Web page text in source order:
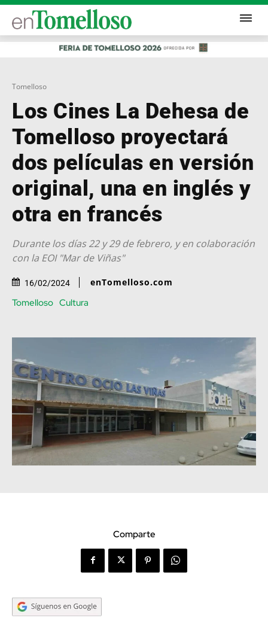
Tomelloso
Los Cines La Dehesa de
Tomelloso proyectará
dos películas en versión
original, una en inglés y
otra en francés
Durante los días 22 y 29 de febrero, y en colaboración
con la EOI "Mar de Viñas"
16/02/2024 enTomelloso.com
Tomelloso Cultura
Comparte